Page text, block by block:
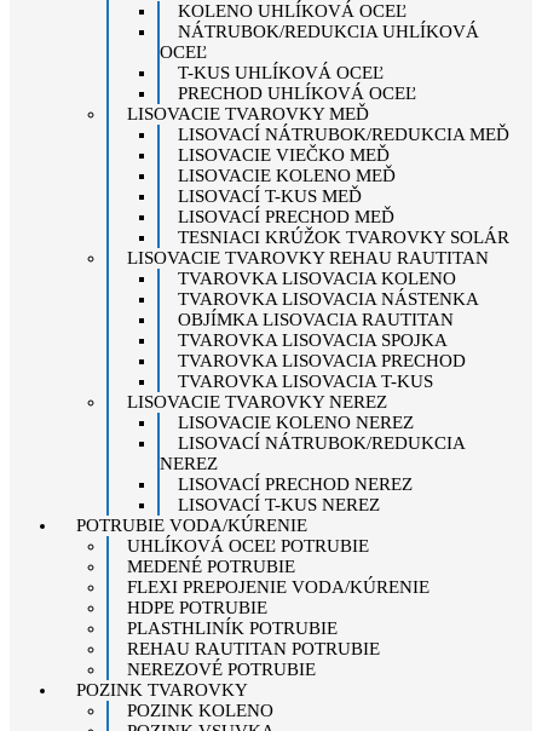
KOLENO UHLÍKOVÁ OCEĽ
NÁTRUBOK/REDUKCIA UHLÍKOVÁ
OCEĽ
T-KUS UHLÍKOVÁ OCEĽ
PRECHOD UHLÍKOVÁ OCEĽ
LISOVACIE TVAROVKY MEĎ
LISOVACÍ NÁTRUBOK/REDUKCIA MEĎ
LISOVACIE VIEČKO MEĎ
LISOVACIE KOLENO MEĎ
LISOVACÍ T-KUS MEĎ
LISOVACÍ PRECHOD MEĎ
TESNIACI KRÚŽOK TVAROVKY SOLÁR
LISOVACIE TVAROVKY REHAU RAUTITAN
TVAROVKA LISOVACIA KOLENO
TVAROVKA LISOVACIA NÁSTENKA
OBJÍMKA LISOVACIA RAUTITAN
TVAROVKA LISOVACIA SPOJKA
TVAROVKA LISOVACIA PRECHOD
TVAROVKA LISOVACIA T-KUS
LISOVACIE TVAROVKY NEREZ
LISOVACIE KOLENO NEREZ
LISOVACÍ NÁTRUBOK/REDUKCIA
NEREZ
LISOVACÍ PRECHOD NEREZ
LISOVACÍ T-KUS NEREZ
POTRUBIE VODA/KÚRENIE
UHLÍKOVÁ OCEĽ POTRUBIE
MEDENÉ POTRUBIE
FLEXI PREPOJENIE VODA/KÚRENIE
HDPE POTRUBIE
PLASTHLINÍK POTRUBIE
REHAU RAUTITAN POTRUBIE
NEREZOVÉ POTRUBIE
POZINK TVAROVKY
POZINK KOLENO